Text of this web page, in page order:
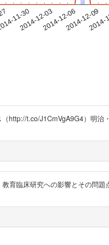
11-30
2014-12-032014-12-062014-12-09
http://t.co/J1CmVgA9G4）明
育臨床研究への影響とその問